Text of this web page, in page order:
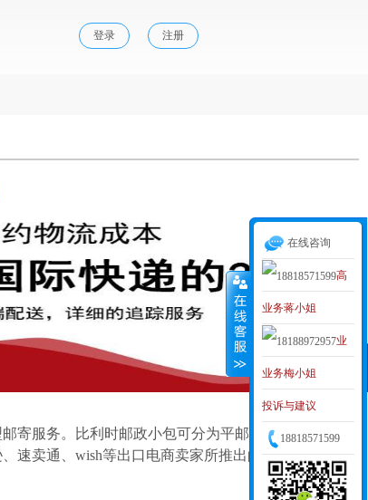
登录 注册
寄服务。
比利时邮政小包可分为平邮和挂号两种形
速卖通、wish等出口电商卖家所推出的一种跨境电商
在线咨询
高
级业务经理
MAKER
业务蒋小姐
业
务李小姐
业务梅小姐
投诉与建议
18818571599